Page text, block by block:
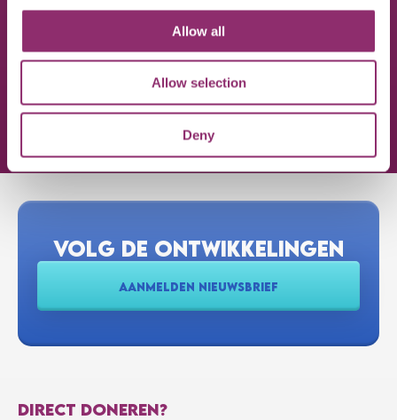
Allow all
Allow selection
Deny
VOLG DE ONTWIKKELINGEN
AANMELDEN NIEUWSBRIEF
DIRECT DONEREN?